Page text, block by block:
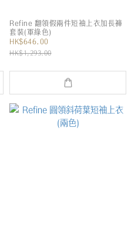
Refine 翻領假兩件短袖上衣加長褲
套裝(軍綠色)
HK$646.00
HK$1,293.00